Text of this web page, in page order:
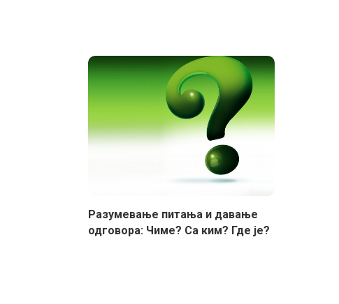
Разумевање питања и давање
одговора: Чиме? Са ким? Где је?